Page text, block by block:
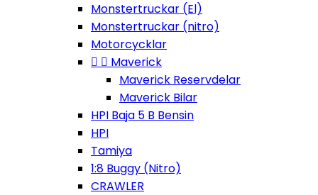
Monstertruckar (El)
Monstertruckar (nitro)
Motorcycklar
  Maverick
Maverick Reservdelar
Maverick Bilar
HPI Baja 5 B Bensin
HPI
Tamiya
1:8 Buggy (Nitro)
CRAWLER